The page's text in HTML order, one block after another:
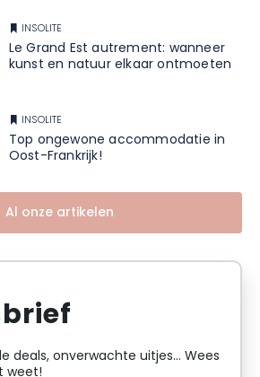
INSOLITE
Le Grand Est autrement: wanneer
kunst en natuur elkaar ontmoeten
INSOLITE
Top ongewone accommodatie in
Oost-Frankrijk!
Al onze artikelen
deals, onverwachte uitjes... Wees